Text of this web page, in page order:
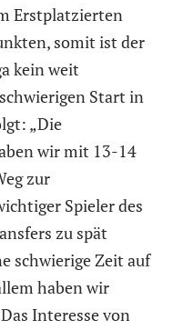
Erstplatzierten
somit ist der
kein weit
Start in
„Die
wir mit 13-14
zur
Spieler des
zu spät
schwierige Zeit auf
haben wir
Interesse von